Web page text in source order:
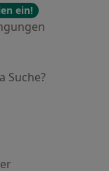
ein!
Suche?